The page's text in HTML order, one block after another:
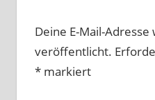
Deine E-Mail-Adresse
veröffentlicht.
*markiert